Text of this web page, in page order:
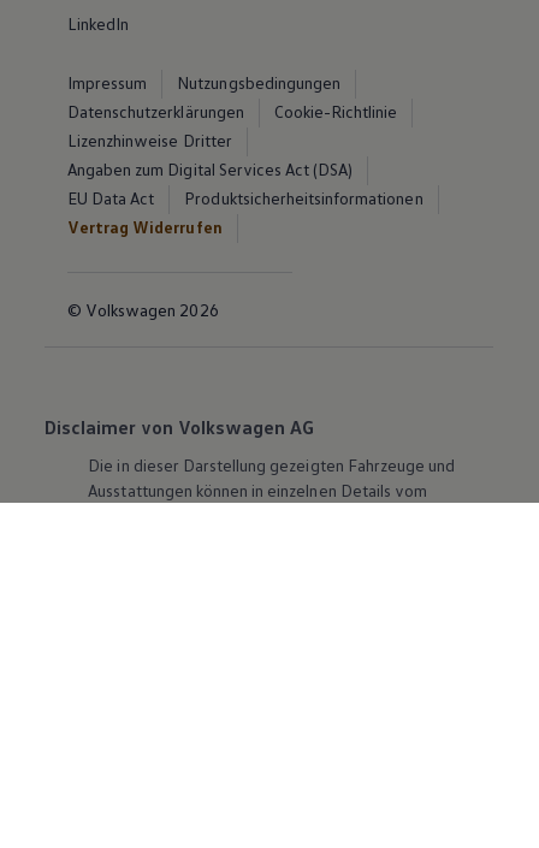
LinkedIn
Impressum
Nutzungsbedingungen
Datenschutzerklärungen
Cookie-Richtlinie
Lizenzhinweise Dritter
Angaben zum Digital Services Act (DSA)
EU Data Act
Produktsicherheitsinformationen
Vertrag Widerrufen
© Volkswagen 2026
Disclaimer von Volkswagen AG
Die in dieser Darstellung gezeigten Fahrzeuge und
Ausstattungen können in einzelnen Details vom